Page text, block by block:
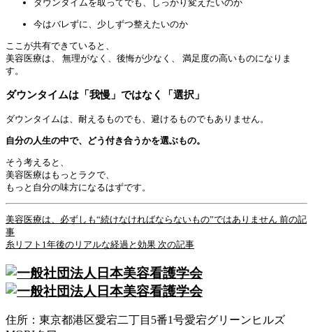
ダウンタイムを取ってでも、しっかり変えたいのか
今はバレずに、少しずつ整えたいのか
ここが共有できていると、
美容医療は、 無理がなく、後悔が少なく、 満足度の高いものになりま
す。
ダウンタイムは「我慢」ではなく「選択」
ダウンタイムは、耐えるものでも、避けるものでもありません。
自分の人生の中で、どう付き合うかを選ぶもの。
そう考えると、
美容医療はもっとラクで、
もっと自分の味方になるはずです。
美容医療は、必ずしも“続けなければならないもの”ではありません 前の記
事
糸リフト1年後のリアルな経過と効果 次の記事
住所：東京都港区愛宕二丁目5番1号愛宕グリーンヒルズ